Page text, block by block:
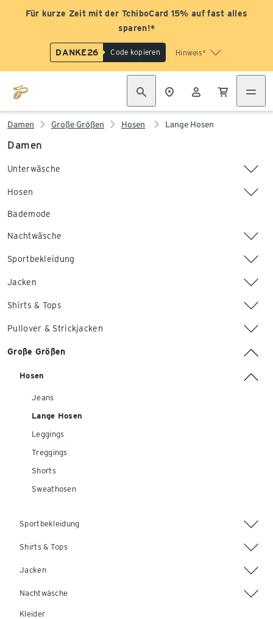
Für kurze Zeit mit der TchiboCard 15% auf fast alles
sparen!*
DANKE26 Code kopieren Hinweis*
Damen Große Größen Hosen Lange Hosen
Damen
Unterwäsche
Hosen
Bademode
Nachtwäsche
Sportbekleidung
Jacken
Shirts & Tops
Pullover & Strickjacken
Große Größen
Hosen
Jeans
Lange Hosen
Leggings
Treggings
Shorts
Sweathosen
Sportbekleidung
Shirts & Tops
Jacken
Nachtwäsche
Kleider